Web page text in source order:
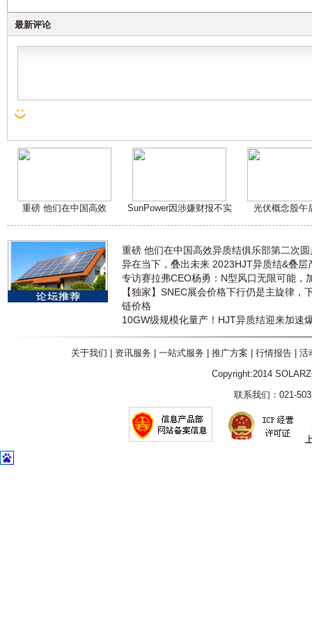
最新评论
重磅 他们在中国高效 SunPower因涉嫌财报不实 光伏概念股午
重磅 他们在中国高效异质结俱乐部第二次
异在当下，叠出未来 2023HJT异质结&叠层
专访赛拉弗CEO杨勇：N型风口无限可能，
【独家】SNEC展会价格下行仍是主旋律，
链价格
10GW级规模化量产！HJT异质结迎来加速
关于我们 资讯服务 一站式服务 推广方案 行情报告| 活
Copyright:2014
联系我们：021-